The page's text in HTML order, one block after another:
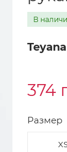
В
Teyana
374
Размер